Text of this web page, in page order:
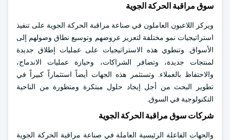
سوق مراقبة الحركة الجوية
ويركز اللاعبون العاملون في صناعة مراقبة الحركة الجوية على تنفيذ
استراتيجيات نمو مختلفة لتعزيز عروضهم وتوسيع نطاق وصولهم إلى
الأسواق. وتنطوي هذه الاستراتيجيات على عمليات إطلاق جديدة
لمنتجات جديدة، وتضافر الشراكات، وحيازة عمليات الاندماج،
والاحتفاظ بالعملاء. وتستثمر هذه الجهات أيضاً استثماراً كبيراً في
تطوير البحث من أجل إيجاد حلول مبتكرة ومتطورة من الناحية
التكنولوجية في السوق.
شركات سوق مراقبة الحركة الجوية
والجهات الفاعلة الرئيسية العاملة في صناعة مراقبة الحركة الجوية